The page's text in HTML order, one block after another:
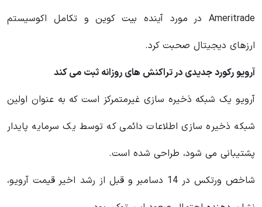
Ameritrade در مورد آینده بیت کوین و تکامل اکوسیستم
ارزهای دیجیتال صحبت کرد.
آرویو رکورد جدیدی در تراکنش های روزانه ثبت می کند
آرویو یک شبکه ذخیره سازی غیرمتمرکز است که به عنوان اولین
شبکه ذخیره سازی اطلاعات دائمی که توسط یک سرمایه پایدار
پشتیبانی می شود، طراحی شده است.
شاخص ورتکس در 14 دسامبر و قبل از رشد اخیر قیمت آرویو،